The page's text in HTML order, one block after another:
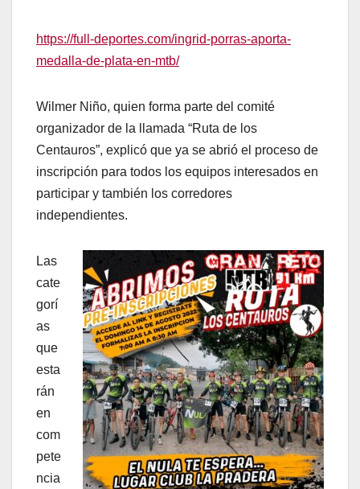
https://full-deportes.com/ingrid-porras-aporta-
medalla-de-plata-en-mtb/
Wilmer Niño, quien forma parte del comité
organizador de la llamada “Ruta de los
Centauros”, explicó que ya se abrió el proceso de
inscripción para todos los equipos interesados en
participar y también los corredores
independientes.
Las
cate
gorí
as
que
esta
rán
en
com
pete
ncia